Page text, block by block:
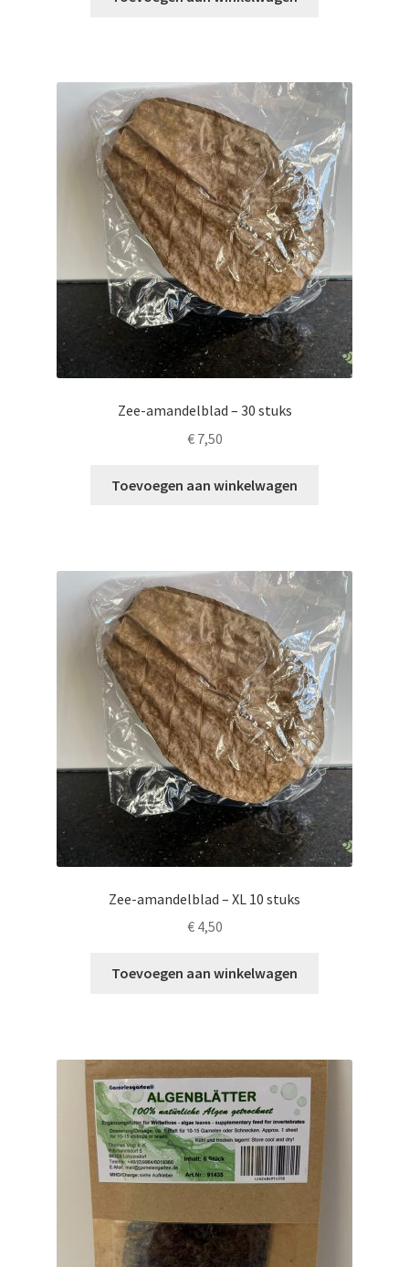
Zee-amandelblad – 30 stuks
€7,50
Toevoegen aan winkelwagen
Zee-amandelblad – XL 10 stuks
€4,50
Toevoegen aan winkelwagen